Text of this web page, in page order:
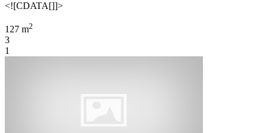
<![CDATA[]]>
127 m2
3
1